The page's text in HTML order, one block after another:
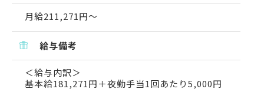
月給211,271円〜
給与備考
＜給与内訳＞
基本給181,271円＋夜勤手当1回あたり5,000円